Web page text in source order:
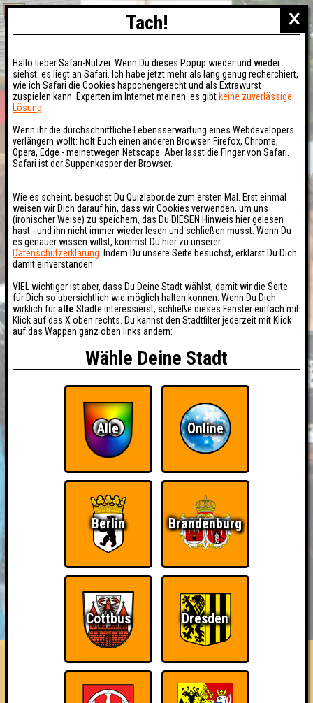
HIGHSCORE RESERVIERUNG
FAQ ÜBER UNS
Team-Time-Out
×
Tach!
Hallo lieber Safari-Nutzer. Wenn Du dieses Popup wieder und wieder
siehst: es liegt an Safari. Ich habe jetzt mehr als lang genug recherchiert,
wie ich Safari die Cookies häppchengerecht und als Extrawurst
zuspielen kann. Experten im Internet meinen: es gibt keine zuverlässige
Lösung
Wenn ihr die durchschnittliche Lebensserwartung eines Webdevelopers
verlängern wollt: holt Euch einen anderen Browser. Firefox, Chrome,
Opera, Edge - meinetwegen Netscape. Aber lasst die Finger von Safari.
Safari ist der Suppenkasper der Browser.
Wie es scheint, besuchst Du Quizlabor.de zum ersten Mal. Erst einmal
weisen wir Dich darauf hin, dass wir Cookies verwenden, um uns
(ironischer Weise) zu speichern, das Du DIESEN Hinweis hier gelesen
hast - und ihn nicht immer wieder lesen und schließen musst. Wenn Du
es genauer wissen willst, kommst Du hier zu unserer
Datenschutzerklärung . Indem Du unsere Seite besuchst, erklärst Du Dich
damit einverstanden.
VIEL wichtiger ist aber, dass Du Deine Stadt wählst, damit wir die Seite
für Dich so übersichtlich wie möglich halten können. Wenn Du Dich
wirklich füralle Städte interessierst, schließe dieses Fenster einfach mit
Klick auf das X oben rechts. Du kannst den Stadtfilter jederzeit mit Klick
auf das Wappen ganz oben links ändern:
Wähle Deine Stadt
Alle Online
Berlin Brandenburg
Cottbus Dresden